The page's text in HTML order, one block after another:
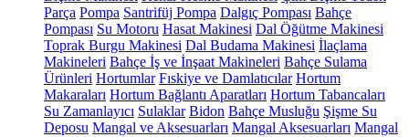
Parça Pompa Santrifüj Pompa Dalgıç Pompası Bahçe
Pompası Su Motoru Hasat Makinesi Dal Öğütme Makinesi
Toprak Burgu Makinesi Dal Budama Makinesi İlaçlama
Makineleri Bahçe İş ve İnşaat Makineleri Bahçe Sulama
Ürünleri Hortumlar Fıskiye ve Damlatıcılar Hortum
Makaraları Hortum Bağlantı Aparatları Hortum Tabancaları
Su Zamanlayıcı Sulaklar Bidon Bahçe Musluğu Şişme Su
Deposu Mangal ve Aksesuarları Mangal Aksesuarları Mangal